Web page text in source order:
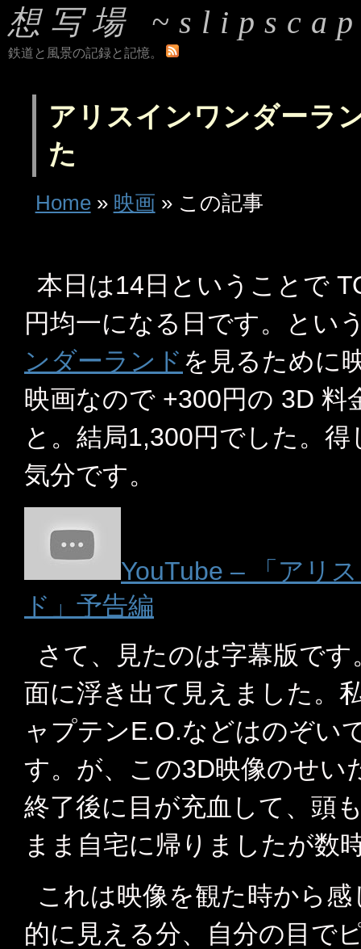
想写場
鉄道と風景の記録と記憶。
アリスインワンダーラ
た
Home» 映画 » この記事
本日は14日ということで
円均一になる日です。とい
ンダーランド を見るために
映画なので +300円の 3D 料
と。結局1,300円でした。
気分です。
YouTube – 「アリ
ド」予告編
さて、見たのは字幕版で
面に浮き出て見えました。
ャプテンE.O.などはのぞい
す。が、この3D映像のせい
終了後に目が充血して、頭
まま自宅に帰りましたが数
これは映像を観た時から
的に見える分、自分の目で